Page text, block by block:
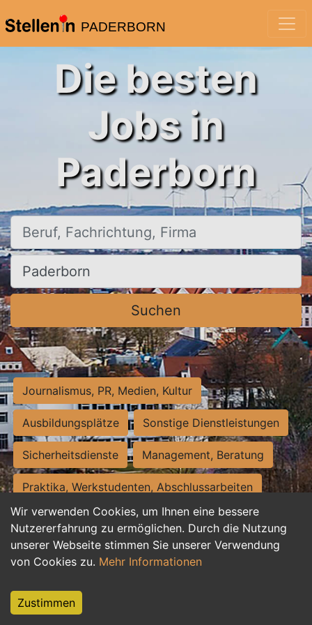
PADERBORN
Wir verwenden Cookies, um Ihnen eine bessere
Nutzererfahrung zu ermöglichen. Durch die Nutzung
unserer Webseite stimmen Sie unserer Verwendung
von Cookies zu. Mehr Informationen
Zustimmen
Die besten
Jobs in
Paderborn
Beruf, Fachrichtung, Firma
Ort, Stadt
Suchen
Journalismus, PR, Medien, Kultur
Ausbildungsplätze Sonstige Dienstleistungen
Sicherheitsdienste Management, Beratung
Praktika, Werkstudenten, Abschlussarbeiten
Personalwesen Assistenz, Sekretariat
Hilfskräfte, Aushilfs- und Nebenjobs
Weiterbildung, Studium, duale Ausbildung